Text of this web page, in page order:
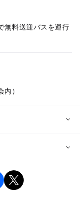
無料送迎バスを運行
）
どにより変更にな